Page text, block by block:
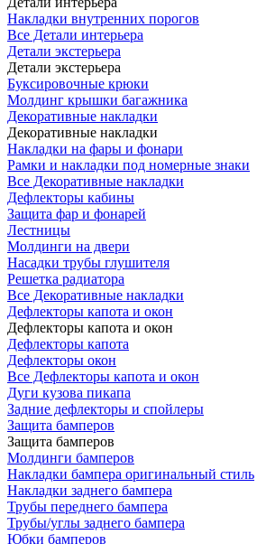
Накладки внутренних порогов
Все Детали интерьера
Детали экстерьера
Детали экстерьера
Буксировочные крюки
Молдинг крышки багажника
Декоративные накладки
Декоративные накладки
Накладки на фары и фонари
Рамки и накладки под номерные знаки
Все Декоративные накладки
Дефлекторы кабины
Защита фар и фонарей
Лестницы
Молдинги на двери
Насадки трубы глушителя
Решетка радиатора
Все Декоративные накладки
Дефлекторы капота и окон
Дефлекторы капота и окон
Дефлекторы капота
Дефлекторы окон
Все Дефлекторы капота и окон
Дуги кузова пикапа
Задние дефлекторы и спойлеры
Защита бамперов
Защита бамперов
Молдинги бамперов
Накладки бампера оригинальный стиль
Накладки заднего бампера
Трубы переднего бампера
Трубы/углы заднего бампера
Юбки бамперов